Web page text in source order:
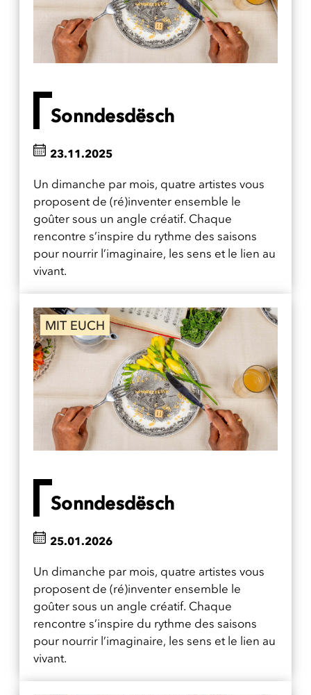
Sonndesdësch
Un dimanche par mois, quatre artistes vous
proposent de (ré)inventer ensemble le
goûter sous un angle créatif. Chaque
rencontre s’inspire du rythme des saisons
pour nourrir l’imaginaire, les sens et le lien au
vivant.
23.11.2025
MIT EUCH
Sonndesdësch
Un dimanche par mois, quatre artistes vous
proposent de (ré)inventer ensemble le
goûter sous un angle créatif. Chaque
rencontre s’inspire du rythme des saisons
pour nourrir l’imaginaire, les sens et le lien au
vivant.
25.01.2026